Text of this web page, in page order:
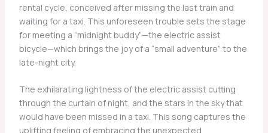
rental cycle, conceived after missing the last train and
waiting for a taxi. This unforeseen trouble sets the stage
for meeting a “midnight buddy”—the electric assist
bicycle—which brings the joy of a “small adventure” to the
late-night city.
The exhilarating lightness of the electric assist cutting
through the curtain of night, and the stars in the sky that
would have been missed in a taxi. This song captures the
uplifting feeling of embracing the unexpected,